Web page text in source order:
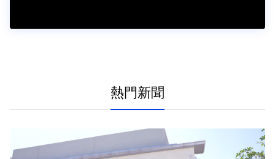
熱門新聞